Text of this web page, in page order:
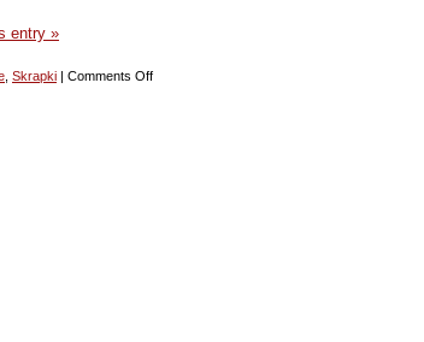
entry »
Skrapki | Comments Offon